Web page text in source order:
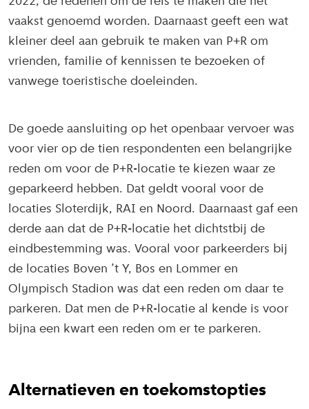
vaakst genoemd worden. Daarnaast geeft een wat
kleiner deel aan gebruik te maken van P+R om
vrienden, familie of kennissen te bezoeken of
vanwege toeristische doeleinden.
De goede aansluiting op het openbaar vervoer was
voor vier op de tien respondenten een belangrijke
reden om voor de P+R-locatie te kiezen waar ze
geparkeerd hebben. Dat geldt vooral voor de
locaties Sloterdijk, RAI en Noord. Daarnaast gaf een
derde aan dat de P+R-locatie het dichtstbij de
eindbestemming was. Vooral voor parkeerders bij
de locaties Boven ’t Y, Bos en Lommer en
Olympisch Stadion was dat een reden om daar te
parkeren. Dat men de P+R-locatie al kende is voor
bijna een kwart een reden om er te parkeren.
Alternatieven en toekomstopties